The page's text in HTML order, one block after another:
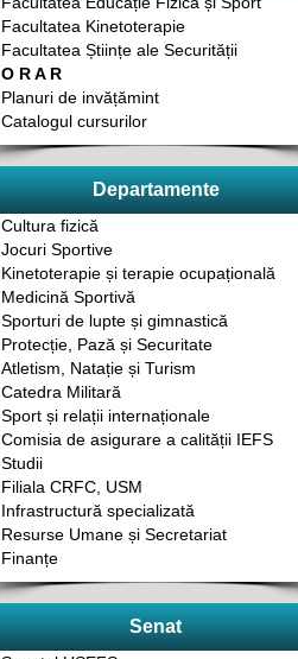
Facultatea Kinetoterapie
Facultatea Științe ale Securității
O R A R
Planuri de invățămint
Catalogul cursurilor
Departamente
Cultura fizică
Jocuri Sportive
Kinetoterapie și terapie ocupațională
Medicină Sportivă
Sporturi de lupte și gimnastică
Protecție, Pază și Securitate
Atletism, Natație și Turism
Catedra Militară
Sport și relații internaționale
Comisia de asigurare a calității IEFS
Studii
Filiala CRFC, USM
Infrastructură specializată
Resurse Umane și Secretariat
Finanțe
Senat